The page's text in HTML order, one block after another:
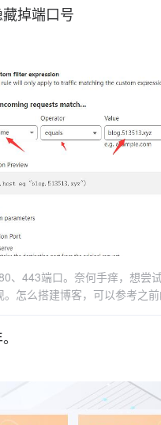
费版 render 程序在一定时间内
运行。示例https://
掉端口号
、443端口。奈何手痒，想尝
怎么搭建博客，可以参考之前
keyring apt-transport-https
sudo gpg --dearmor -o /usr/
安装php-fpm,sqliteapt install
默认安装的